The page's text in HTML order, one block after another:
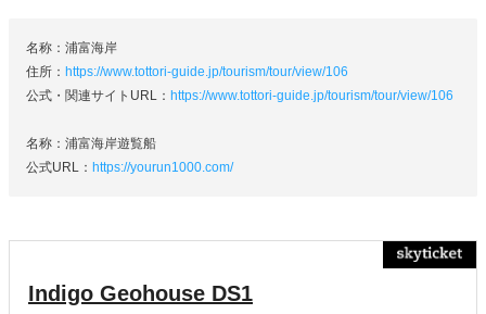
名称：浦富海岸
住所： https://www.tottori-guide.jp/tourism/tour/view/106
公式・関連サイトURL： https://www.tottori-guide.jp/tourism/tour/view/106
名称：浦富海岸遊覧船
公式URL： https://yourun1000.com/
Indigo Geohouse DS1